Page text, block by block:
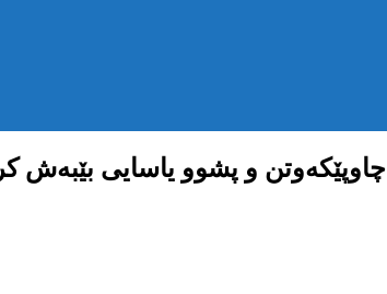
چاوپێکەوتن و پشوو یاسایی بێبەش